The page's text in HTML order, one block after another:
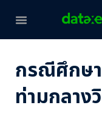
กรณีศึกษ
ท่ามกลาง